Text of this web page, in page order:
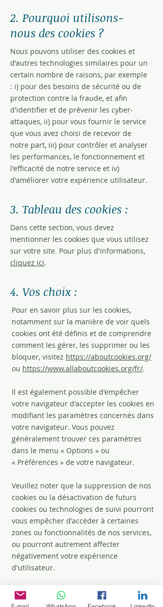
2. Pourquoi utilisons-
nous des cookies ?
Nous pouvons utiliser des cookies et
d'autres technologies similaires pour un
certain nombre de raisons, par exemple
: i) pour des besoins de sécurité ou de
protection contre la fraude, et afin
d'identifier et de prévenir les cyber-
attaques, ii) pour vous fournir le service
que vous avez choisi de recevoir de
notre part, iii) pour contrôler et analyser
les performances, le fonctionnement et
l'efficacité de notre service et iv)
d'améliorer votre expérience utilisateur.
3. Tableau des cookies :
Dans cette section, vous devez
mentionner les cookies que vous utilisez
sur votre site. Pour plus d'informations,
cliquez ici.
4. Vos choix :
Pour en savoir plus sur les cookies,
notamment sur la manière de voir quels
cookies ont été définis et de comprendre
comment les gérer, les supprimer ou les
bloquer, visitez https://aboutcookies.org/
ou https://www.allaboutcookies.org/fr/.
Il est également possible d'empêcher
votre navigateur d'accepter les cookies en
modifiant les paramètres concernés dans
votre navigateur. Vous pouvez
généralement trouver ces paramètres
dans le menu « Options » ou
« Préférences » de votre navigateur.
Veuillez noter que la suppression de nos
cookies ou la désactivation de futurs
cookies ou technologies de suivi pourront
vous empêcher d'accéder à certaines
zones ou fonctionnalités de nos services,
ou pourront autrement affecter
négativement votre expérience
d'utilisateur.
Les liens suivants peuvent être utiles, ou
vous pouvez utiliser l'option «Aide »de